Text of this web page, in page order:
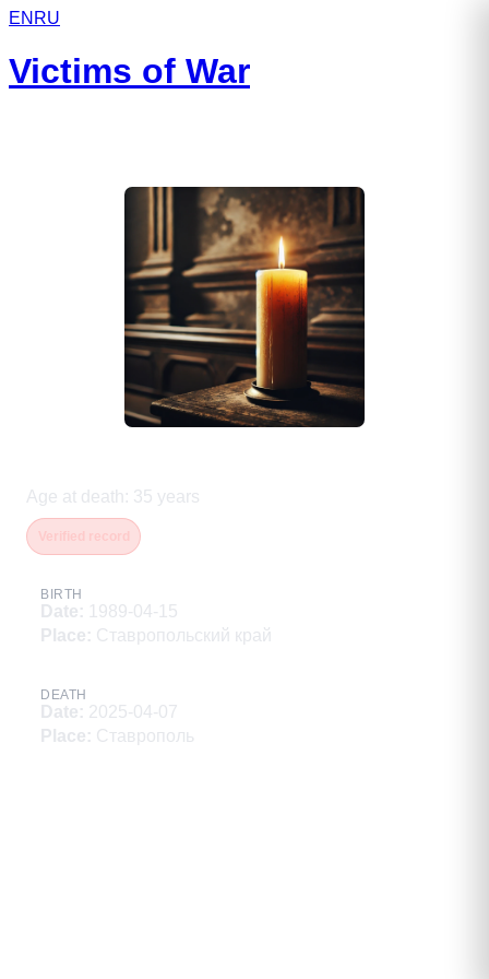
EN RU
Victims of War
Age at death : 35 years
BIRTH
Date: 1989-04-15
Place: Ставропольский край
DEATH
Date: 2025-04-07
Place: Ставрополь